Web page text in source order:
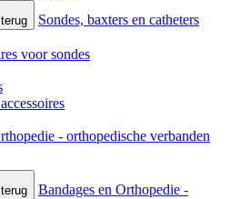
Sondes, baxters en catheters
voor sondes
- orthopedische verbanden
Bandages en Orthopedie -